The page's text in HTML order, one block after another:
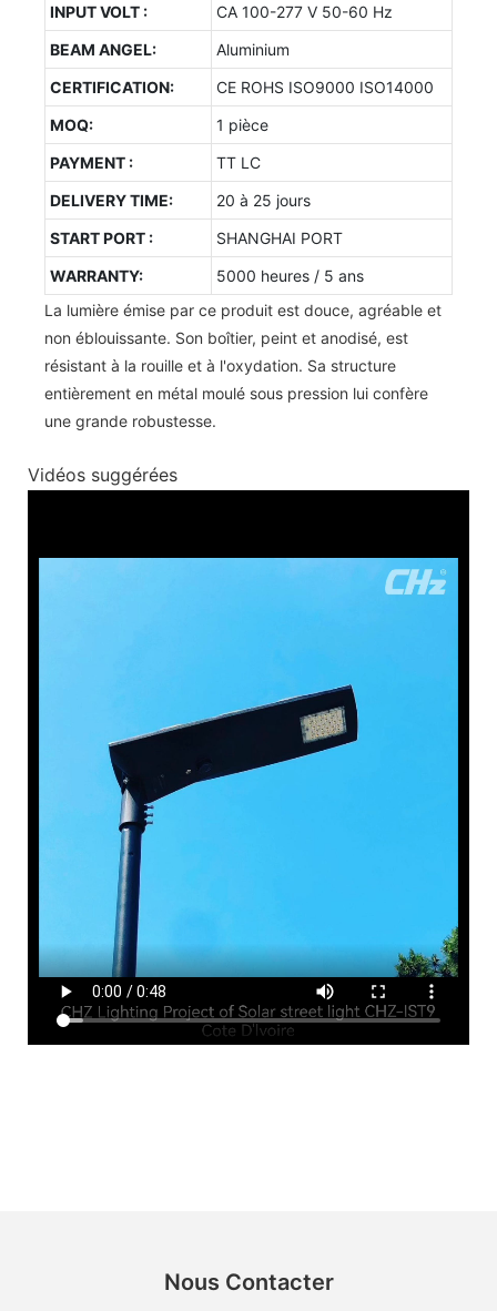
INPUT VOLT :
CA 100-277 V 50-60 Hz
BEAM ANGEL:
Aluminium
CERTIFICATION:
CE ROHS ISO9000 ISO14000
MOQ:
1 pièce
PAYMENT :
TT LC
DELIVERY TIME:
20 à 25 jours
START PORT :
SHANGHAI PORT
WARRANTY:
5000 heures / 5 ans
La lumière émise par ce produit est douce, agréable et
non éblouissante. Son boîtier, peint et anodisé, est
résistant à la rouille et à l'oxydation. Sa structure
entièrement en métal moulé sous pression lui confère
une grande robustesse.
Vidéos suggérées
Nous Contacter